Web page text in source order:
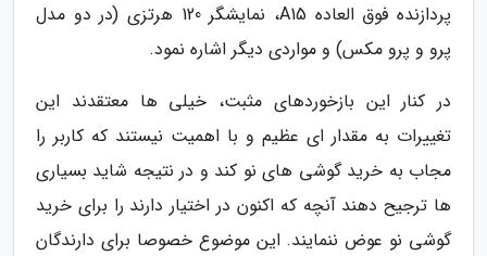
پردازنده فوق العاده A15، نمایشگر 120 هرتزی (در دو مدل
پرو و پرو مکس) و مواردی دیگر اشاره نمود.
در کنار این بازخوردهای مثبت، خیلی ها معتقدند این
تغییرات به مقدار ای عظیم و با اهمیت نیستند که کاربر را
مجاب به خرید گوشی های نو کند و در نتیجه شاید بسیاری
ها ترجیح دهند آنچه که اکنون در اختیار دارند را برای خرید
گوشی نو عوض ننمایند. این موضوع خصوصا برای دارندگان